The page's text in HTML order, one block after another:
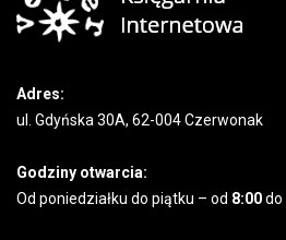
Adres:
ul. Gdyńska 30A, 62-004 Czerwonak
Godziny otwarcia:
Od poniedziałku do piątku – od 8:00do